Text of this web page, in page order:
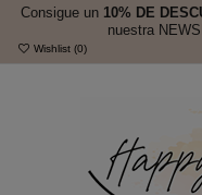
Consigue un 10% DE
nuestra
Wishlist (0)